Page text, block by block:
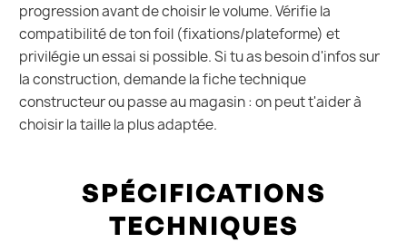
progression avant de choisir le volume. Vérifie la
compatibilité de ton foil (fixations/plateforme) et
privilégie un essai si possible. Si tu as besoin d'infos sur
la construction, demande la fiche technique
constructeur ou passe au magasin : on peut t'aider à
choisir la taille la plus adaptée.
SPÉCIFICATIONS
TECHNIQUES